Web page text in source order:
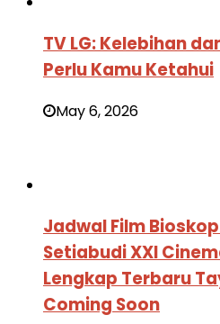
TV LG: Kelebihan
Perlu Kamu Ketahui
May 6, 2026
Jadwal Film
Setiabudi XXI
Lengkap Terbaru
Coming Soon